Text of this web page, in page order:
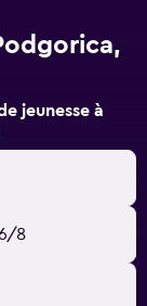
jeunesse à
8